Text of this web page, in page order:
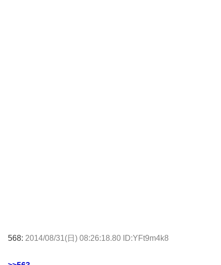
568: 2014/08/31(日) 08:26:18.80 ID:YFt9m4k8